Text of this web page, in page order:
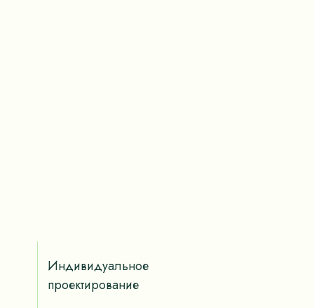
Индивидуальное
проектирование